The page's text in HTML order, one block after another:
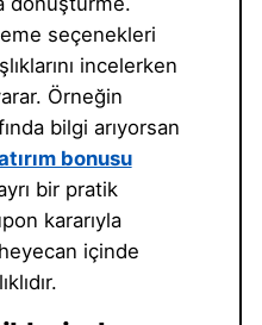
seçenekleri
incelerken
Örneğin
bilgi arıyorsan
bonusu
bir pratik
kararıyla
içinde